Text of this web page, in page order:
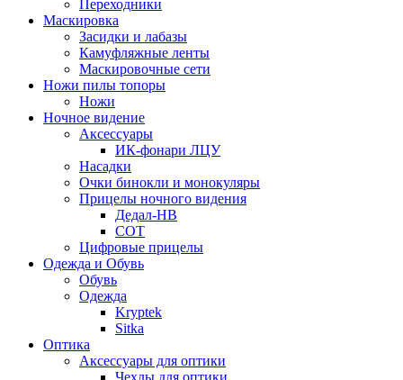
Переходники
Маскировка
Засидки и лабазы
Камуфляжные ленты
Маскировочные сети
Ножи пилы топоры
Ножи
Ночное видение
Аксессуары
ИК-фонари ЛЦУ
Насадки
Очки бинокли и монокуляры
Прицелы ночного видения
Дедал-НВ
СОТ
Цифровые прицелы
Одежда и Обувь
Обувь
Одежда
Kryptek
Sitka
Оптика
Аксессуары для оптики
Чехлы для оптики